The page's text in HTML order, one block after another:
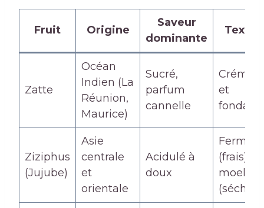
Fruit Origine
Saveur
dominante
Zatte
Océan
Indien (La
Réunion,
Maurice)
Sucré,
parfum
cannelle
et
Ziziphus
(Jujube)
Asie
centrale
et
orientale
Acidulé à
doux
Ferme
(frais) ou
(séché)